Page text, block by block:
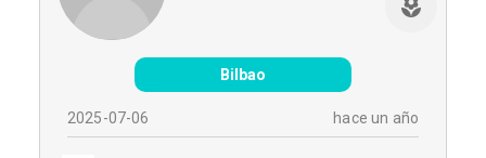
Bilbao
2025-07-06 hace un año